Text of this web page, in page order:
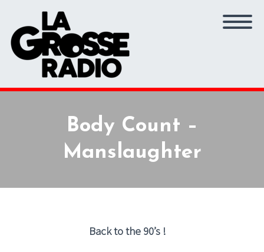
Body Count –
Manslaughter
Back to the 90’s !